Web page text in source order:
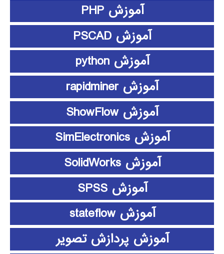
آموزش PHP
آموزش PSCAD
آموزش python
آموزش rapidminer
آموزش ShowFlow
آموزش SimElectronics
آموزش SolidWorks
آموزش SPSS
آموزش stateflow
آموزش پردازش تصویر